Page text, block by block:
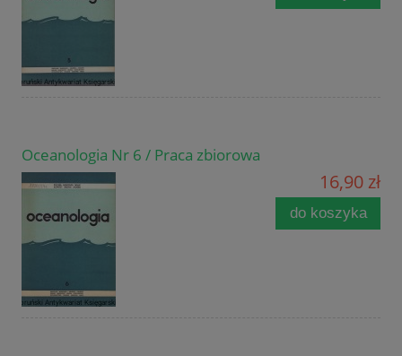
Oceanologia Nr 6 / Praca zbiorowa
16,90 zł
do koszyka